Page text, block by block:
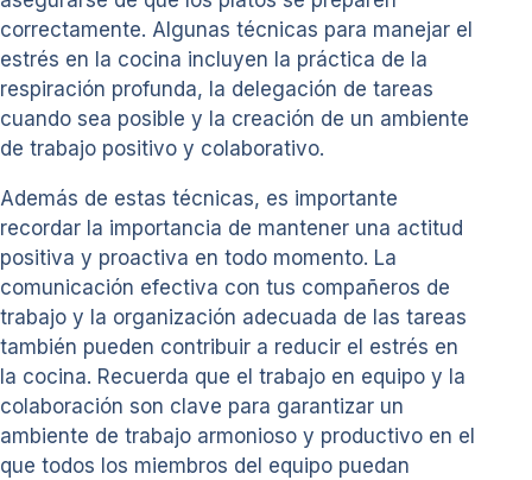
correctamente. Algunas técnicas para manejar el
estrés en la cocina incluyen la práctica de la
respiración profunda, la delegación de tareas
cuando sea posible y la creación de un ambiente
de trabajo positivo y colaborativo.
Además de estas técnicas, es importante
recordar la importancia de mantener una actitud
positiva y proactiva en todo momento. La
comunicación efectiva con tus compañeros de
trabajo y la organización adecuada de las tareas
también pueden contribuir a reducir el estrés en
la cocina. Recuerda que el trabajo en equipo y la
colaboración son clave para garantizar un
ambiente de trabajo armonioso y productivo en el
que todos los miembros del equipo puedan